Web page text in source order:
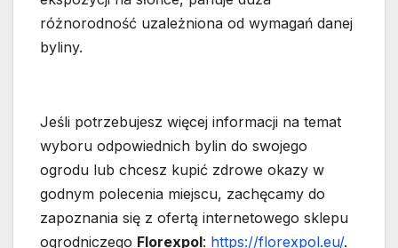
różnorodność uzależniona od wymagań danej
byliny.
Jeśli potrzebujesz więcej informacji na temat
wyboru odpowiednich bylin do swojego
ogrodu lub chcesz kupić zdrowe okazy w
godnym polecenia miejscu, zachęcamy do
zapoznania się z ofertą internetowego sklepu
ogrodniczego Florexpol: https://florexpol.eu/.